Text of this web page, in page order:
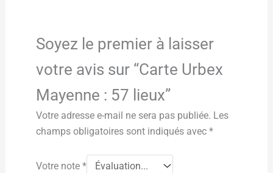
Soyez le premier à laisser
votre avis sur “Carte Urbex
Mayenne : 57 lieux”
Votre adresse e-mail ne sera pas publiée. Les
champs obligatoires sont indiqués avec *
Votre note *